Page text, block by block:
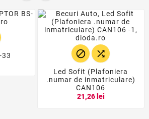
33
 
Led Sofit (Plafoniera
.numar de inmatriculare)
CAN106
21,26 lei